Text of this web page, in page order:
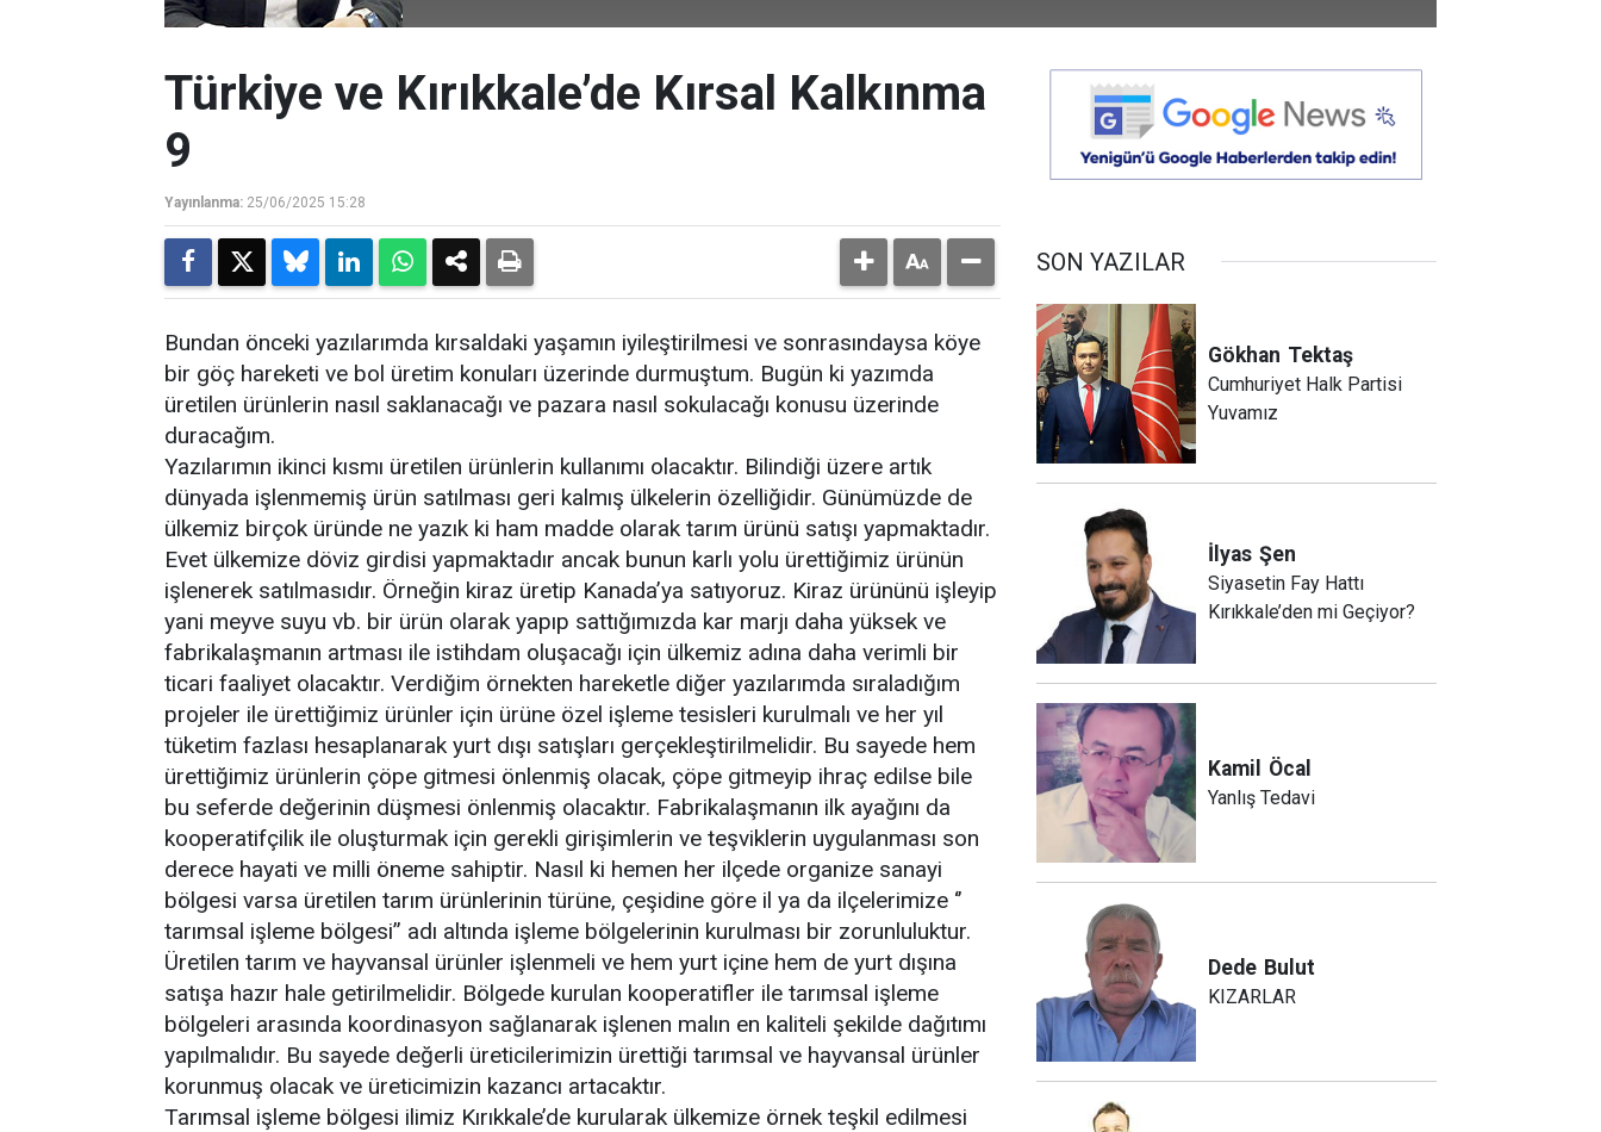
Türkiye ve Kırıkkale’de Kırsal Kalkınma
9
Yayınlanma: 25/06/2025 15:28
Bundan önceki yazılarımda kırsaldaki yaşamın iyileştirilmesi ve sonrasındaysa köye
bir göç hareketi ve bol üretim konuları üzerinde durmuştum. Bugün ki yazımda
üretilen ürünlerin nasıl saklanacağı ve pazara nasıl sokulacağı konusu üzerinde
duracağım.
Yazılarımın ikinci kısmı üretilen ürünlerin kullanımı olacaktır. Bilindiği üzere artık
dünyada işlenmemiş ürün satılması geri kalmış ülkelerin özelliğidir. Günümüzde de
ülkemiz birçok üründe ne yazık ki ham madde olarak tarım ürünü satışı yapmaktadır.
Evet ülkemize döviz girdisi yapmaktadır ancak bunun karlı yolu ürettiğimiz ürünün
işlenerek satılmasıdır. Örneğin kiraz üretip Kanada’ya satıyoruz. Kiraz ürününü işleyip
yani meyve suyu vb. bir ürün olarak yapıp sattığımızda kar marjı daha yüksek ve
fabrikalaşmanın artması ile istihdam oluşacağı için ülkemiz adına daha verimli bir
ticari faaliyet olacaktır. Verdiğim örnekten hareketle diğer yazılarımda sıraladığım
projeler ile ürettiğimiz ürünler için ürüne özel işleme tesisleri kurulmalı ve her yıl
tüketim fazlası hesaplanarak yurt dışı satışları gerçekleştirilmelidir. Bu sayede hem
ürettiğimiz ürünlerin çöpe gitmesi önlenmiş olacak, çöpe gitmeyip ihraç edilse bile
bu seferde değerinin düşmesi önlenmiş olacaktır. Fabrikalaşmanın ilk ayağını da
kooperatifçilik ile oluşturmak için gerekli girişimlerin ve teşviklerin uygulanması son
derece hayati ve milli öneme sahiptir. Nasıl ki hemen her ilçede organize sanayi
bölgesi varsa üretilen tarım ürünlerinin türüne, çeşidine göre il ya da ilçelerimize ‘’
tarımsal işleme bölgesi’’ adı altında işleme bölgelerinin kurulması bir zorunluluktur.
Üretilen tarım ve hayvansal ürünler işlenmeli ve hem yurt içine hem de yurt dışına
satışa hazır hale getirilmelidir. Bölgede kurulan kooperatifler ile tarımsal işleme
bölgeleri arasında koordinasyon sağlanarak işlenen malın en kaliteli şekilde dağıtımı
yapılmalıdır. Bu sayede değerli üreticilerimizin ürettiği tarımsal ve hayvansal ürünler
korunmuş olacak ve üreticimizin kazancı artacaktır.
Tarımsal işleme bölgesi ilimiz Kırıkkale’de kurularak ülkemize örnek teşkil edilmesi
SON YAZILAR
Gökhan Tektaş
Cumhuriyet Halk Partisi
Yuvamız
İlyas Şen
Siyasetin Fay Hattı
Kırıkkale’den mi Geçiyor?
Kamil Öcal
Yanlış Tedavi
Dede Bulut
KIZARLAR